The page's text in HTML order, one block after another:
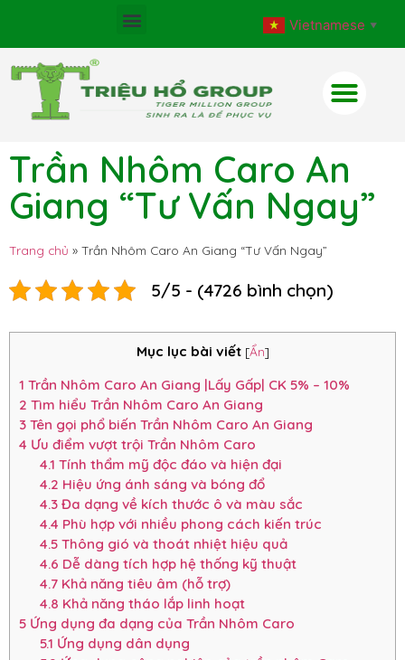
Vietnamese ▼
Trần Nhôm Caro An
Giang “Tư Vấn Ngay”
Trang chủ » Trần Nhôm Caro An Giang “Tư Vấn Ngay”
5/5 - (4726 bình chọn)
Mục lục bài viết [Ẩn]
1 Trần Nhôm Caro An Giang |Lấy Gấp| CK 5% – 10%
2 Tìm hiểu Trần Nhôm Caro An Giang
3 Tên gọi phổ biến Trần Nhôm Caro An Giang
4 Ưu điểm vượt trội Trần Nhôm Caro
4.1 Tính thẩm mỹ độc đáo và hiện đại
4.2 Hiệu ứng ánh sáng và bóng đổ
4.3Đa dạng về kích thước ô và màu sắc
4.4 Phù hợp với nhiều phong cách kiến trúc
4.5Thông gió và thoát nhiệt hiệu quả
4.6 Dễ dàng tích hợp hệ thống kỹ thuật
4.7Khả năng tiêu âm (hỗ trợ)
4.8 Khả năng tháo lắp linh hoạt
5 Ứng dụng đa dạng của Trần Nhôm Caro
5.1 Ứng dụng dân dụng